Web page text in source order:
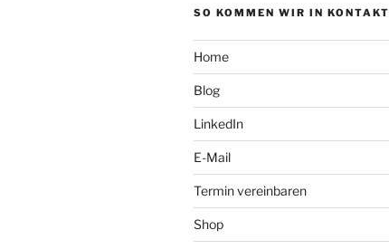
SO KOMMEN WIR IN KONTAKT
Home
Blog
LinkedIn
E-Mail
Termin vereinbaren
Shop